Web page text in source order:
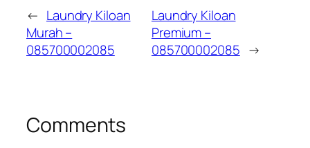
← Laundry Kiloan
Murah –
085700002085
Laundry Kiloan
Premium –
085700002085 →
Comments